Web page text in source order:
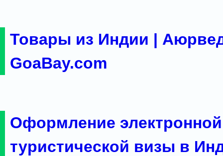
Товары из Индии |
GoaBay.com
Оформление электронной
туристической визы в